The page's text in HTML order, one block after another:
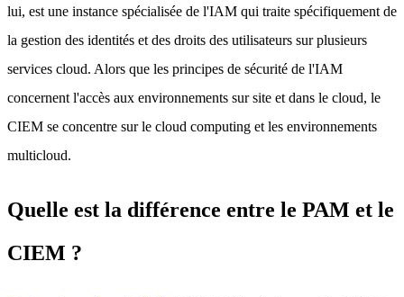
lui, est une instance spécialisée de l'IAM qui traite spécifiquement de
la gestion des identités et des droits des utilisateurs sur plusieurs
services cloud. Alors que les principes de sécurité de l'IAM
concernent l'accès aux environnements sur site et dans le cloud, le
CIEM se concentre sur le cloud computing et les environnements
multicloud.
Quelle est la différence entre le PAM et le
CIEM ?